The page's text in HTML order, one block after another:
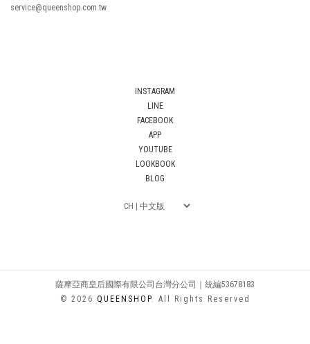
service@queenshop.com.tw
INSTAGRAM
LINE
FACEBOOK
APP
YOUTUBE
LOOKBOOK
BLOG
薩摩亞商皇后國際有限公司台灣分公司｜統編53678183
© 2026 QUEENSHOP. All Rights Reserved